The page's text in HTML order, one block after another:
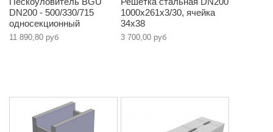
DN200 - 500/330/715
односекционный
11 890,80 руб
1000х261х3/30, ячейка
34х38
3 700,00 руб